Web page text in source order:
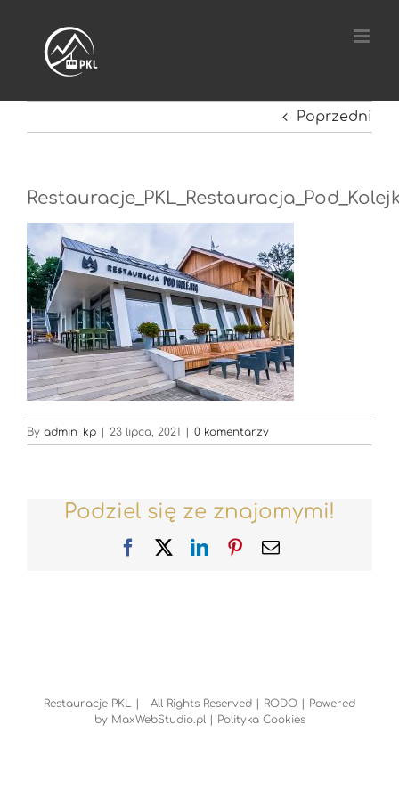
zawartości
Poprzedni
By admin_kp | 23 lipca, 2021 | 0 komentarzy
Podziel się ze znajomymi!
FacebookLinkedInPinterest
Email
Restauracje PKL | All Rights Reserved | RODO | Powered
by MaxWebStudio.pl| Polityka Cookies